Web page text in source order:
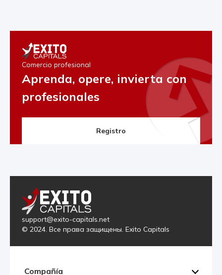
Comercio profesional
Aprenda, opere, invierta con
profesionales
Registro
support@exito-capitals.net
© 2024. Все права защищены. Exito Capitals
Compañía